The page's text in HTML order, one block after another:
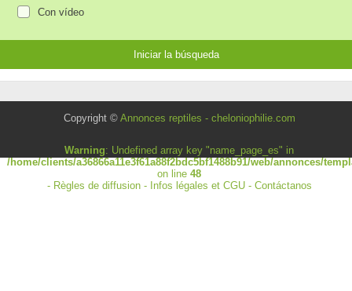
Con vídeo
Copyright © Annonces reptiles - cheloniophilie.com
Warning: Undefined array key "name_page_es" in
/home/clients/a36866a11e3f61a88f2bdc5bf1488b91/web/annonces/
on line48
- Règles de diffusion- Infos légales et CGU- Contáctanos